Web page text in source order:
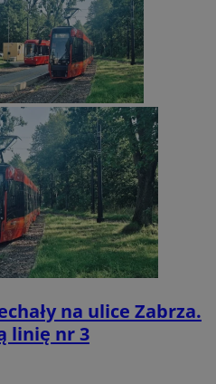
na ulice Zabrza.
linię nr 3